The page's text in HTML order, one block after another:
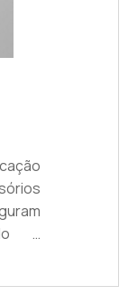
a
a